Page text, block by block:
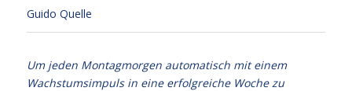
Guido Quelle
Um jeden Montagmorgen automatisch mit einem
Wachstumsimpuls in eine erfolgreiche Woche zu